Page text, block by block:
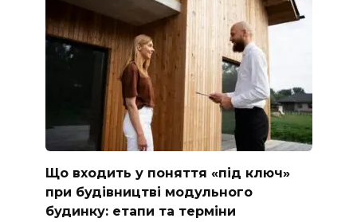
Що входить у поняття «під ключ»
при будівництві модульного
будинку: етапи та терміни